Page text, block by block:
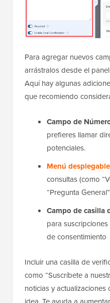
Para agregar nuevos
arrástralos desde el
Aquí hay algunas
que recomiendo
Campo de
prefieres llamar
potenciales.
Menú desplegable
consultas (como
“Pregunta
Campo de casilla
para
de consentimiento
Incluir una casilla de
como “Suscríbete a
noticias y actualizaciones